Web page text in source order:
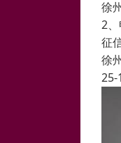
徐
2
征
徐
25-